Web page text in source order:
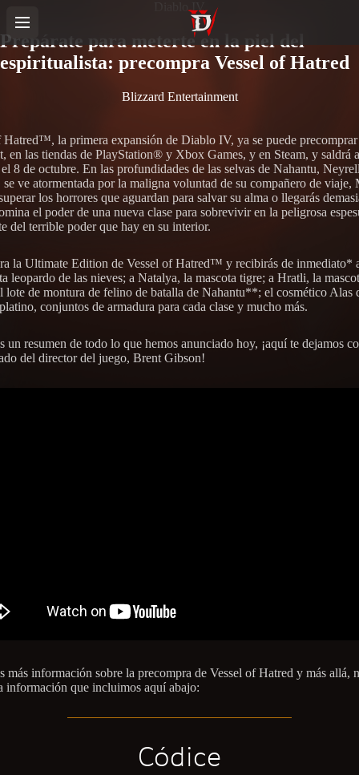
Diablo IV
Prepárate para meterte en la piel del
espiritualista: precompra Vessel of Hatred
Blizzard Entertainment
Hatred™, la primera expansión de Diablo IV, ya se puede precomprar
en las tiendas de PlayStation® y Xbox Games, y en Steam, y saldrá
8 de octubre. En las profundidades de las selvas de Nahantu,
se ve atormentada por la maligna voluntad de su compañero de viaje,
los horrores que aguardan para salvar su alma o llegarás
el poder de una nueva clase para sobrevivir en la peligrosa
del terrible poder que hay en su interior.
la Ultimate Edition de Vessel of Hatred™ y recibirás de inmediato*
leopardo de las nieves; a Natalya, la mascota tigre; a Hratli, la
lote de montura de felino de batalla de Nahantu**; el cosmético Alas
conjuntos de armadura para cada clase y mucho más.
un resumen de todo lo que hemos anunciado hoy, ¡aquí te dejamos
del director del juego, Brent Gibson!
más información sobre la precompra de Vessel of Hatred y más allá,
información que incluimos aquí abajo:
Códice